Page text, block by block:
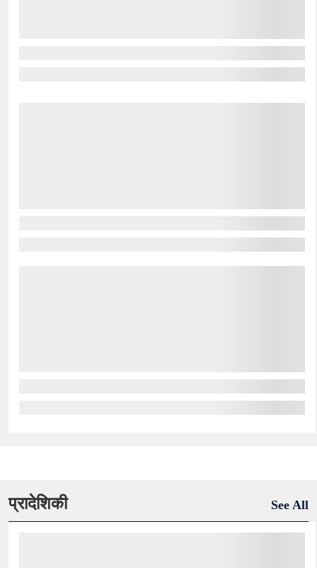
प्रादेशिकी See All